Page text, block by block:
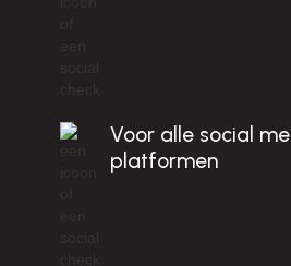
Voor alle social
platformen